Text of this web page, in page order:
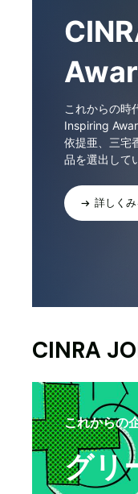
これからの時
Inspiring
依提亜、三宅
品を選出して
詳しくみ
CINRA
これからの
グリ